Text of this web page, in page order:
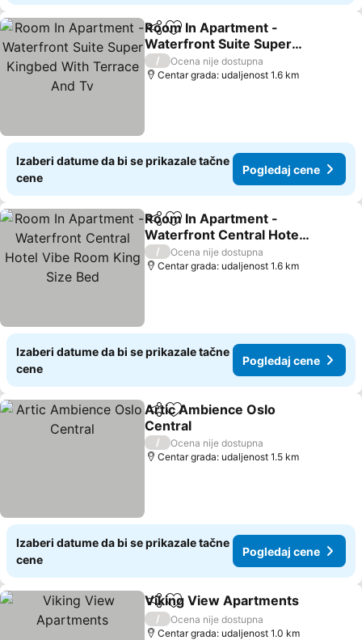
Deli Dodati u favorite
Room In Apartment -
Waterfront Suite Super
Kingbed With Terrace
And Tv
Pogledaj cene
/
Ocena nije dostupna
Centar grada: udaljenost 1.6 km
Izaberi datume da bi se prikazale tačne
cene
Pogledaj cene
Deli Dodati u favorite
Room In Apartment -
Waterfront Central Hotel
Vibe Room King Size Bed
Pogledaj cene
/
Ocena nije dostupna
Centar grada: udaljenost 1.6 km
Izaberi datume da bi se prikazale tačne
cene
Pogledaj cene
Deli Dodati u favorite
Artic Ambience Oslo
Central
Pogledaj cene
/
Ocena nije dostupna
Centar grada: udaljenost 1.5 km
Izaberi datume da bi se prikazale tačne
cene
Pogledaj cene
Deli Dodati u favorite
Viking View Apartments
/
Ocena nije dostupna
Centar grada: udaljenost 1.0 km